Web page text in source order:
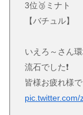
3位🥉ミナト
【バチュル】
いえろ～さん
流石でした❗
皆様お疲れ様
pic.twitter.com/